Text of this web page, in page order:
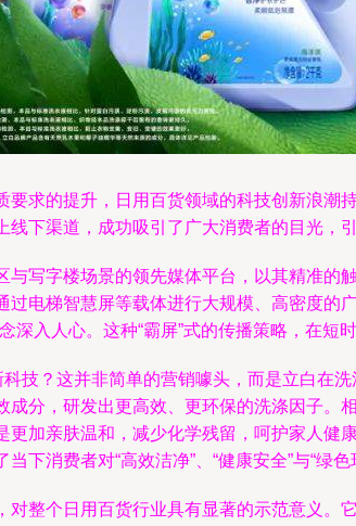
要求的提升，日用百货领域的科技创新浪潮
线下渠道，成功吸引了广大消费者的目光，
与写字楼场景的领先媒体平台，以其精准
过电梯智慧屏等载体进行大规模、高密度的
深入人心。这种“霸屏”式的传播策略，在短
科技？这并非简单的营销噱头，而是立白在
成分，研发出更高效、更环保的洗涤因子。
更加亲肤温和，减少化学残留，呵护家人健
下消费者对“高效洁净”、“健康安全”与“绿色
对整个日用百货行业具有显著的示范意义